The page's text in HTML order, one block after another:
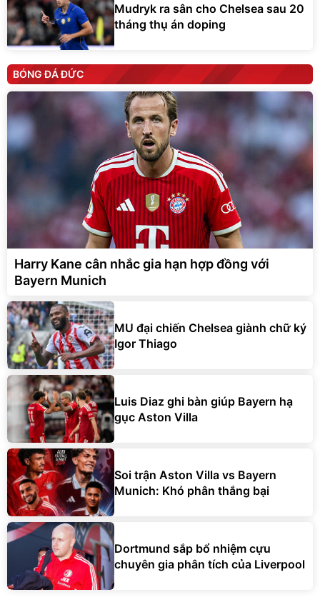
Mudryk ra sân cho Chelsea sau 20
tháng thụ án doping
BÓNG ĐÁ ĐỨC
Harry Kane cân nhắc gia hạn hợp đồng với
Bayern Munich
MU đại chiến Chelsea giành chữ ký
Igor Thiago
Luis Diaz ghi bàn giúp Bayern hạ
gục Aston Villa
Soi trận Aston Villa vs Bayern
Munich: Khó phân thắng bại
Dortmund sắp bổ nhiệm cựu
chuyên gia phân tích của Liverpool